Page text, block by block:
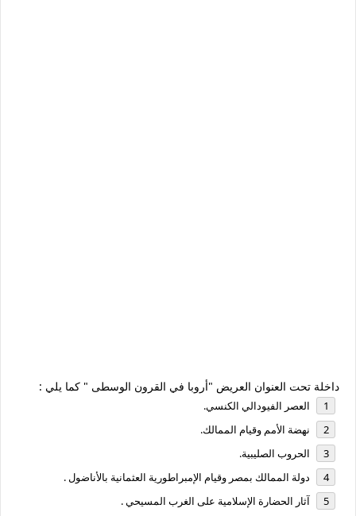
داخلة تحت العنوان العريض "أروبا في القرون الوسطى " كما يلي :
العصر الفيودالي الكنسي.
نهضة الأمم وقيام الممالك.
الحروب الصليبية.
دولة الممالك بمصر وقيام الإمبراطورية العثمانية بالأناضول .
آثار الحضارة الإسلامية على الغرب المسيحي .